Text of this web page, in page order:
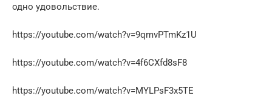
одно удовольствие.
https://youtube.com/watch?v=9qmvPTmKz1U
https://youtube.com/watch?v=4f6CXfd8sF8
https://youtube.com/watch?v=MYLPsF3x5TE